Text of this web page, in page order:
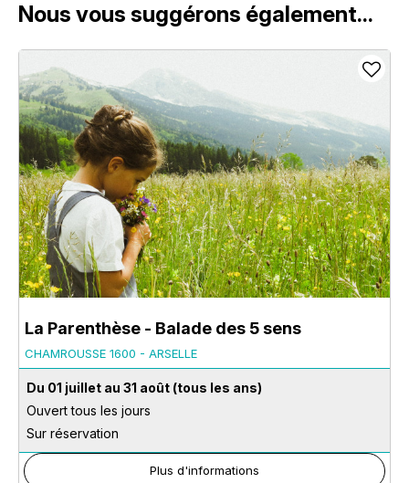
Nous vous suggérons également...
La Parenthèse - Balade des 5 sens
CHAMROUSSE 1600 - ARSELLE
Du 01 juillet au 31 août (tous les ans)
Ouvert tous les jours
Sur réservation
Plus d'informations